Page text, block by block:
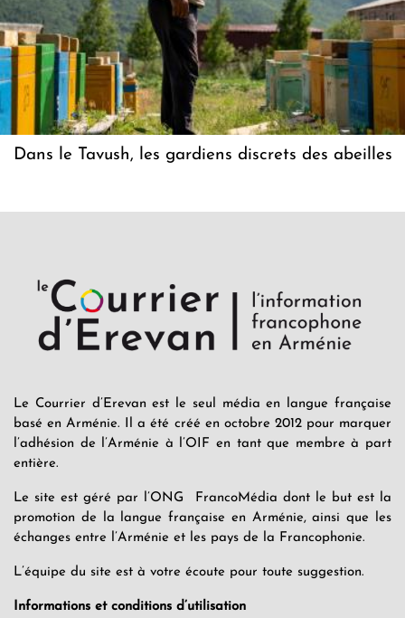
Dans le Tavush, les gardiens discrets des abeilles
Le Courrier d’Erevan est le seul média en langue française
basé en Arménie. Il a été créé en octobre 2012 pour marquer
l’adhésion de l’Arménie à l’OIF en tant que membre à part
entière.
Le site est géré par l’ONG FrancoMédia dont le but est la
promotion de la langue française en Arménie, ainsi que les
échanges entre l’Arménie et les pays de la Francophonie.
L’équipe du site est à votre écoute pour toute suggestion.
Informations et conditions d’utilisation